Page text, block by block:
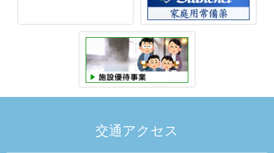
交通アクセス